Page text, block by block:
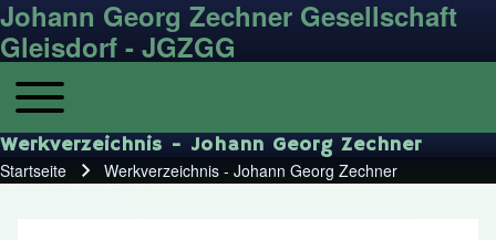
Johann Georg Zechner Gesellschaft
Gleisdorf - JGZGG
Hauptnavigation
Toggle main menu
Werkverzeichnis - Johann Georg Zechner
Pfadnavigation
Startseite Werkverzeichnis - Johann Georg Zechner